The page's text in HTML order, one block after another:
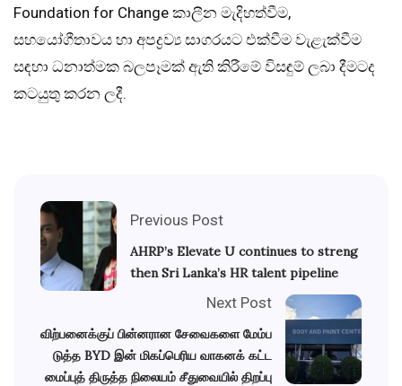
Foundation for Change කාලීන මැදිහත්වීම,
සහයෝගීතාවය හා අපද්‍රව්‍ය සාගරයට එක්වීම වැළැක්වීම
සඳහා ධනාත්මක බලපෑමක් ඇති කිරීමේ විසඳුම් ලබා දීමටද
කටයුතු කරන ලදී.
Previous Post
AHRP’s Elevate U continues to streng
then Sri Lanka’s HR talent pipeline
Next Post
விற்பனைக்குப் பின்னரான சேவைகளை மேம்ப
டுத்த BYD இன் மிகப்பெரிய வாகனக் கட்ட
மைப்புத் திருத்த நிலையம் சீதுவையில் திறப்பு